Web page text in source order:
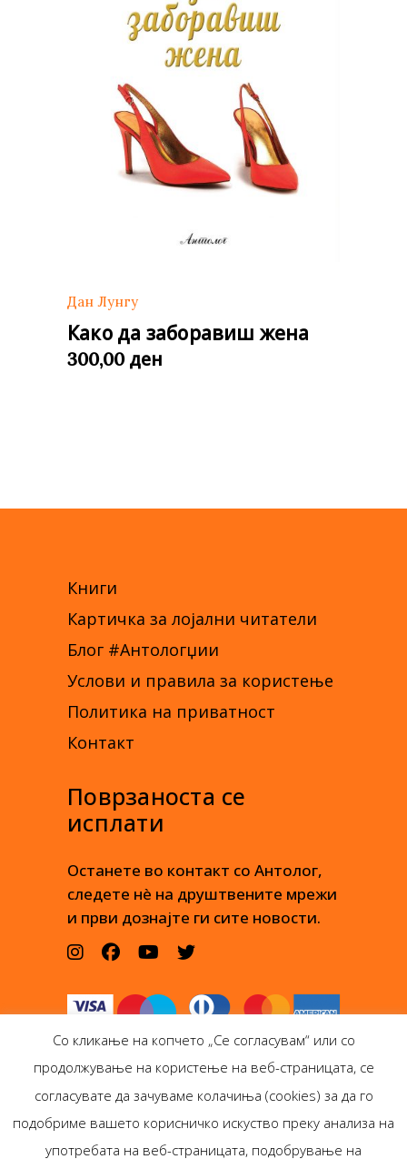
Дан Лунгу
Како да заборавиш жена
300,00 ден
Книги
Картичка за лојални читатели
Блог #Антологџии
Услови и правила за користење
Политика на приватност
Контакт
Поврзаноста се
исплати
Останете во контакт со Антолог,
следете нè на друштвените мрежи
и први дознајте ги сите новости.
Антолог Боокс дооел
Со кликање на копчето „Се согласувам“ или со
продолжување на користење на веб-страницата, се
согласувате да зачуваме колачиња (cookies) за да го
подобриме вашето корисничко искуство преку анализа на
употребата на веб-страницата, подобрување на